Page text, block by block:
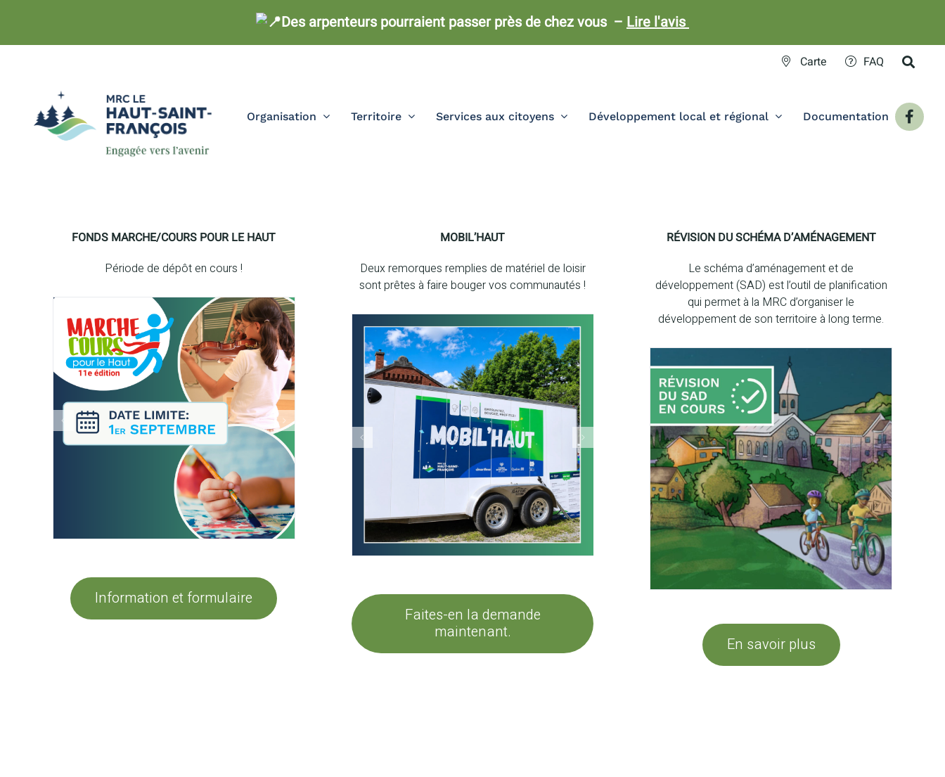
Des arpenteurs pourraient passer près de chez vous – Lire l'avis
Carte FAQ
Organisation Territoire Services aux citoyens Développement local et régional Documentation
FONDS MARCHE/COURS POUR LE HAUT
Période de dépôt en cours !
Information et formulaire
afjlafjld flsdfsdf
MOBIL’HAUT
Deux remorques remplies de matériel de loisir
sont prêtes à faire bouger vos communautés !
Faites-en la demande
maintenant.
afjlafjld flsdfsdf
RÉVISION DU SCHÉMA D’AMÉNAGEMENT
Le schéma d’aménagement et de
développement (SAD) est l’outil de planification
qui permet à la MRC d’organiser le
développement de son territoire à long terme.
En savoir plus